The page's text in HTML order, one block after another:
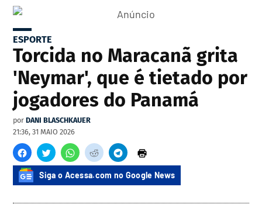
ESPORTE
Torcida no Maracanã grita
'Neymar', que é tietado por
jogadores do Panamá
por DANI BLASCHKAUER
21:36, 31 MAIO 2026
Siga o Acessa.com no Google News